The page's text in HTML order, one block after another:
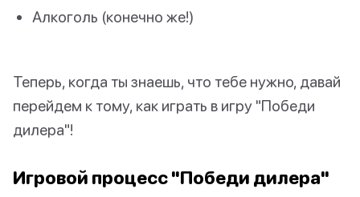
Алкоголь (конечно же!)
Теперь, когда ты знаешь, что тебе нужно, давай
перейдем к тому, как играть в игру "Победи
дилера"!
Игровой процесс "Победи дилера"